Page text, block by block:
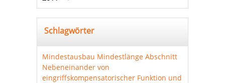
Schlagwörter
Mindestausbau Mindestlänge Abschnitt
Nebeneinander von
eingriffskompensatorischer Funktion und